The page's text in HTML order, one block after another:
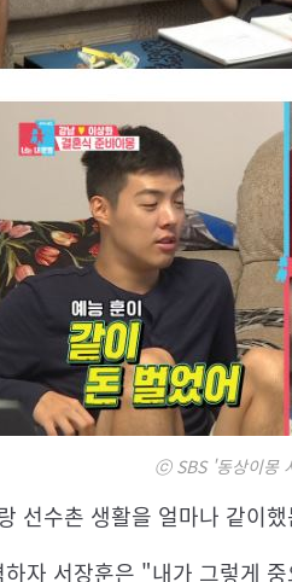
ⓒ SBS '동상이몽
선수촌 생활을 얼마나 같이
자 서장훈은 "내가 그렇게